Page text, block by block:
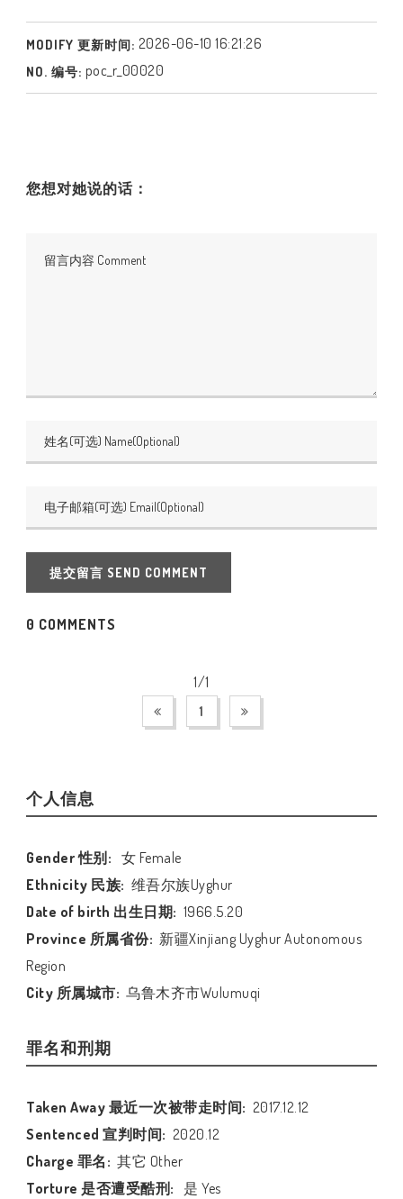
MODIFY 更新时间: 2026-06-10 16:21:26
NO. 编号: poc_r_00020
您想对她说的话：
提交留言 SEND COMMENT
0 COMMENTS
1/1
1
个人信息
Gender 性别: 女 Female
Ethnicity 民族: 维吾尔族Uyghur
Date of birth 出生日期: 1966.5.20
Province 所属省份: 新疆Xinjiang Uyghur Autonomous
Region
City 所属城市: 乌鲁木齐市Wulumuqi
罪名和刑期
Taken Away 最近一次被带走时间: 2017.12.12
Sentenced 宣判时间: 2020.12
Charge 罪名: 其它 Other
Torture 是否遭受酷刑:
是 Yes